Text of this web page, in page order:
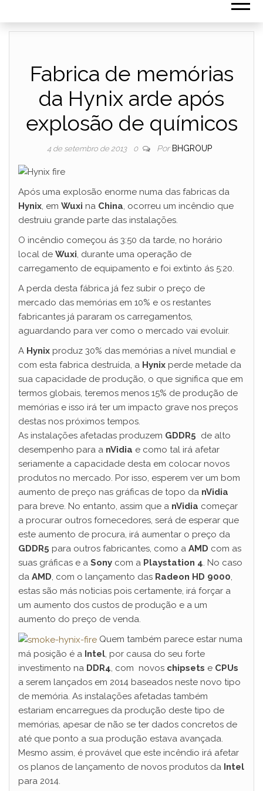
Fabrica de memórias
da Hynix arde após
explosão de químicos
4 de setembro de 2013 0 Por BHGROUP
Após uma explosão enorme numa das fabricas da
Hynix, em Wuxi na China, ocorreu um incêndio que
destruiu grande parte das instalações.
O incêndio começou ás 3:50 da tarde, no horário
local de Wuxi, durante uma operação de
carregamento de equipamento e foi extinto ás 5:20.
A perda desta fábrica já fez subir o preço de
mercado das memórias em 10% e os restantes
fabricantes já pararam os carregamentos,
aguardando para ver como o mercado vai evoluir.
A Hynix produz 30% das memórias a nível mundial e
com esta fabrica destruída, a Hynix perde metade da
sua capacidade de produção, o que significa que em
termos globais, teremos menos 15% de produção de
memórias e isso irá ter um impacto grave nos preços
destas nos próximos tempos.
As instalações afetadas produzem GDDR5 de alto
desempenho para a nVidia e como tal irá afetar
seriamente a capacidade desta em colocar novos
produtos no mercado. Por isso, esperem ver um bom
aumento de preço nas gráficas de topo da nVidia
para breve. No entanto, assim que a nVidia começar
a procurar outros fornecedores, será de esperar que
este aumento de procura, irá aumentar o preço da
GDDR5 para outros fabricantes, como a AMD com as
suas gráficas e a Sony com a Playstation 4. No caso
da AMD, com o lançamento das Radeon HD 9000,
estas são más noticias pois certamente, irá forçar a
um aumento dos custos de produção e a um
aumento do preço de venda.
Quem também parece estar numa
má posição é a Intel, por causa do seu forte
investimento na DDR4, com novos chipsets e CPUs
a serem lançados em 2014 baseados neste novo tipo
de memória. As instalações afetadas também
estariam encarregues da produção deste tipo de
memórias, apesar de não se ter dados concretos de
até que ponto a sua produção estava avançada.
Mesmo assim, é provável que este incêndio irá afetar
os planos de lançamento de novos produtos da Intel
para 2014.